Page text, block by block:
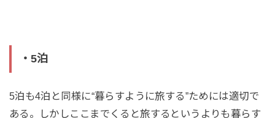
・5泊
5泊も4泊と同様に“暮らすように旅する”ためには適切で
ある。しかしここまでくると旅するというよりも暮らす